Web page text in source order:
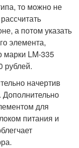
то можно не
а потом указать
элемента,
марки LM-335
рублей.
начертив
Дополнительно
для
питания и